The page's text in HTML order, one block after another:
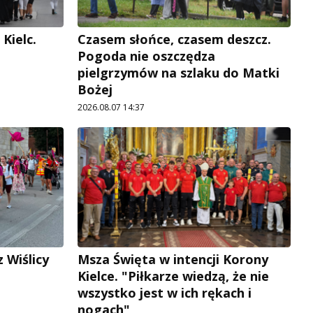
Czasem słońce, czasem deszcz.
Pogoda nie oszczędza
pielgrzymów na szlaku do Matki
Bożej
2026.08.07 14:37
Wiślicy
Msza Święta w intencji Korony
Kielce. "Piłkarze wiedzą, że nie
wszystko jest w ich rękach i
nogach"